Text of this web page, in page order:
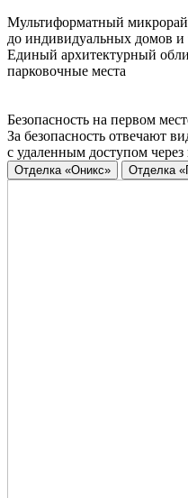
Мультиформатный
до индивидуальных домов и
Единый архитектурный
парковочные места
Безопасность на первом
За безопасность отвечают
с удаленным доступом
Отделка «Оникс» Отделка